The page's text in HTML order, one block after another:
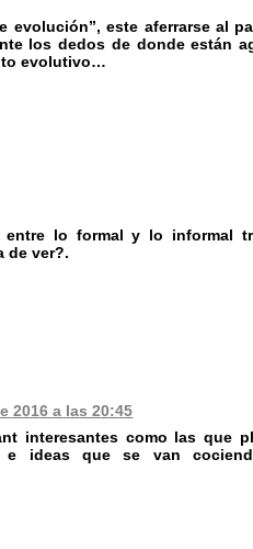
evolución”, este aferrarse al
los dedos de donde están
evolutivo…
lo formal y lo informal
de ver?.
2016 a las 20:45
interesantes como las que
e ideas que se van